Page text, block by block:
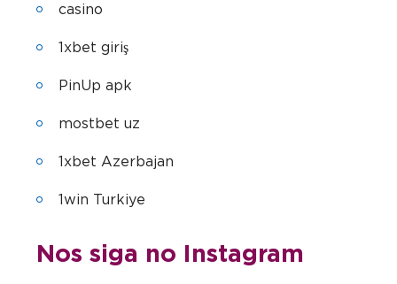
casino
1xbet giriş
PinUp apk
mostbet uz
1xbet Azerbajan
1win Turkiye
Nos siga no Instagram